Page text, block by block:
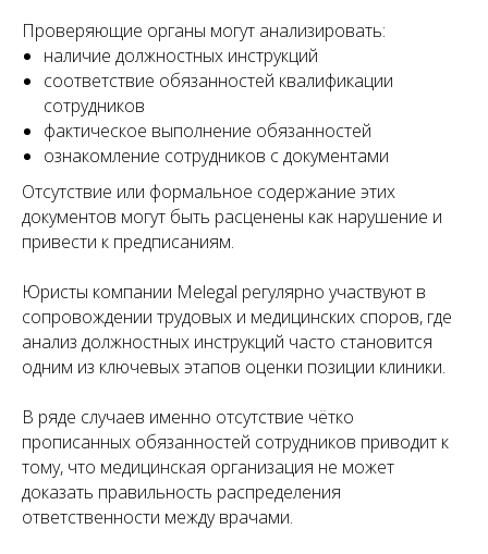
Проверяющие органы могут анализировать:
наличие должностных инструкций
соответствие обязанностей квалификации
сотрудников
фактическое выполнение обязанностей
ознакомление сотрудников с документами
Отсутствие или формальное содержание этих
документов могут быть расценены как нарушение и
привести к предписаниям.
Юристы компании Melegal регулярно участвуют в
сопровождении трудовых и медицинских споров, где
анализ должностных инструкций часто становится
одним из ключевых этапов оценки позиции клиники.
В ряде случаев именно отсутствие чётко
прописанных обязанностей сотрудников приводит к
тому, что медицинская организация не может
доказать правильность распределения
ответственности между врачами.
Все статьи
Свяжитесь с нами по телефону или просто
оставьте заявку — мы перезвоним вам в
ближайшее время
на консультацию
Онлайн
+7 (495) 188-17-82